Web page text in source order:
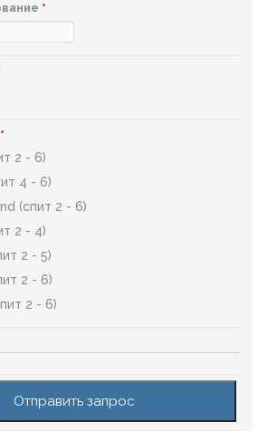
*
*
2 - 6)
4 - 6)
(спит 2 - 6)
2 - 4)
2 - 5)
2 - 6)
2 - 6)